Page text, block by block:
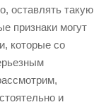
оставлять такую
признаки могут
которые со
и